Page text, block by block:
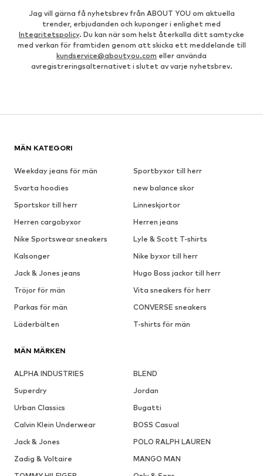
Jag vill gärna få nyhetsbrev från ABOUT YOU om aktuella
trender, erbjudanden och kuponger i enlighet med
Integritetspolicy. Du kan när som helst återkalla ditt samtycke
med verkan för framtiden genom att skicka ett meddelande till
kundservice@aboutyou.com eller använda
avregistreringsalternativet i slutet av varje nyhetsbrev.
MÄN KATEGORI
Weekday jeans för män
Sportbyxor till herr
Svarta hoodies
new balance skor
Sportskor till herr
Linneskjortor
Herren cargobyxor
Herren jeans
Nike Sportswear sneakers
Lyle & Scott T-shirts
Kalsonger
Nike byxor till herr
Jack & Jones jeans
Hugo Boss jackor till herr
Tröjor för män
Vita sneakers för herr
Parkas för män
CONVERSE sneakers
Läderbälten
T-shirts för män
MÄN MÄRKEN
ALPHA INDUSTRIES
BLEND
Superdry
Jordan
Urban Classics
Bugatti
Calvin Klein Underwear
BOSS Casual
Jack & Jones
POLO RALPH LAUREN
Zadig & Voltaire
MANGO MAN